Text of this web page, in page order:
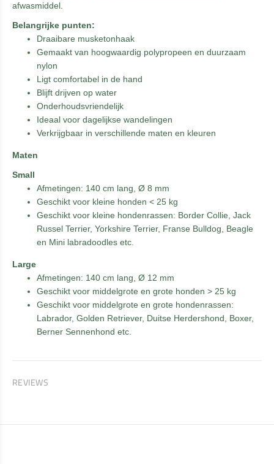
afwasmiddel.
Belangrijke punten:
Draaibare musketonhaak
Gemaakt van hoogwaardig polypropeen en duurzaam
nylon
Ligt comfortabel in de hand
Blijft drijven op water
Onderhoudsvriendelijk
Ideaal voor dagelijkse wandelingen
Verkrijgbaar in verschillende maten en kleuren
Maten
Small
Afmetingen: 140 cm lang, Ø 8 mm
Geschikt voor kleine honden < 25 kg
Geschikt voor kleine hondenrassen: Border Collie, Jack
Russel Terrier, Yorkshire Terrier, Franse Bulldog, Beagle
en Mini labradoodles etc.
Large
Afmetingen: 140 cm lang, Ø 12 mm
Geschikt voor middelgrote en grote honden > 25 kg
Geschikt voor middelgrote en grote hondenrassen:
Labrador, Golden Retriever, Duitse Herdershond, Boxer,
Berner Sennenhond etc.
REVIEWS